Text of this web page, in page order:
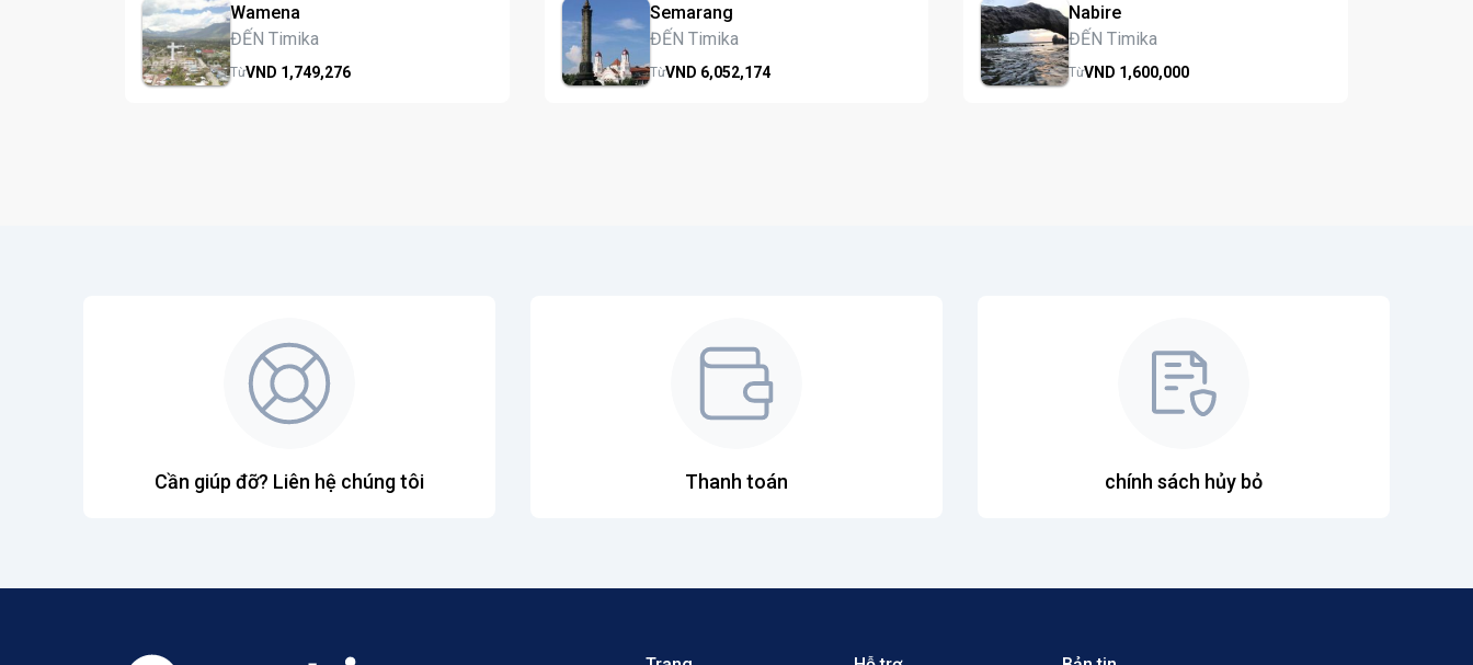
Wamena
ĐẾN Timika
TừVND 1,749,276
Semarang
ĐẾN Timika
TừVND 6,052,174
Nabire
ĐẾN Timika
TừVND 1,600,000
Cần giúp đỡ? Liên hệ chúng tôi Thanh toán chính sách hủy bỏ